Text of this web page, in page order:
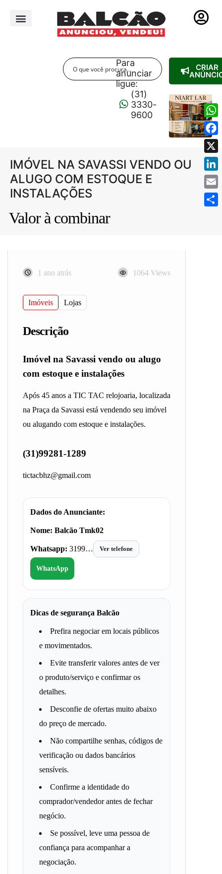
Para
anunciar
ligue:
(31)
3330-
9600
CRIAR
IMÓVEL NA SAVASSI VENDO OU
ALUGO COM ESTOQUE E
INSTALAÇÕES
Valor à combinar
1 ano atrás 1064 Views
Imóveis Lojas
Descrição
Imóvel na Savassi vendo ou alugo
com estoque e instalações
Após 45 anos a TIC TAC relojoaria, localizada
na Praça da Savassi está vendendo seu imóvel
ou alugando com estoque e instalações.
(31)99281-1289
tictacbhz@gmail.com
Dados do Anunciante:
Nome: Balcão Tmk02
Whatsapp: 3199… Ver telefone
WhatsApp
Dicas de segurança Balcão
Prefira negociar em locais públicos
e movimentados.
Evite transferir valores antes de ver
o produto/serviço e confirmar os
detalhes.
Desconfie de ofertas muito abaixo
do preço de mercado.
Não compartilhe senhas, códigos de
verificação ou dados bancários
sensíveis.
Confirme a identidade do
comprador/vendedor antes de fechar
negócio.
Se possível, leve uma pessoa de
confiança para acompanhar a
negociação.
X